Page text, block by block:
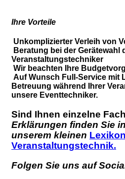
Ihre Vorteile
Unkomplizierter Verleih von
Beratung bei der Gerätewahl
Veranstaltungstechniker
Wir beachten Ihre
Auf Wunsch Full-Service mit
Betreuung während Ihrer
unsere Eventtechniker.
Sind Ihnen einzelne
Erklärungen finden Sie in
unserem kleinen
Veranstaltungstechnik.
Folgen Sie uns auf